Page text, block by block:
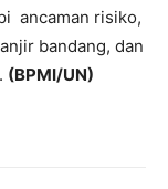
ancaman risiko,
bandang, dan
(BPMI/UN)